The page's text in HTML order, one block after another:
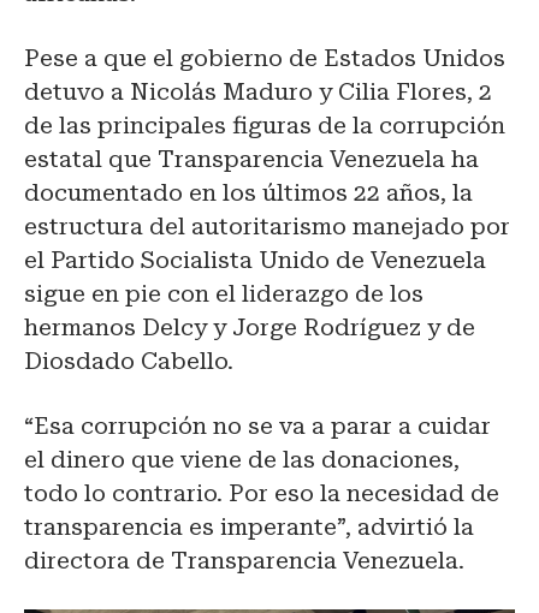
Pese a que el gobierno de Estados Unidos
detuvo a Nicolás Maduro y Cilia Flores, 2
de las principales figuras de la corrupción
estatal que Transparencia Venezuela ha
documentado en los últimos 22 años, la
estructura del autoritarismo manejado por
el Partido Socialista Unido de Venezuela
sigue en pie con el liderazgo de los
hermanos Delcy y Jorge Rodríguez y de
Diosdado Cabello.
“Esa corrupción no se va a parar a cuidar
el dinero que viene de las donaciones,
todo lo contrario. Por eso la necesidad de
transparencia es imperante”, advirtió la
directora de Transparencia Venezuela.